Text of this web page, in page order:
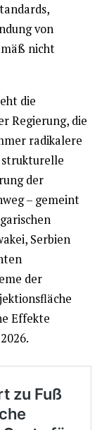
von
nicht
die
Regierung, die
radikalere
strukturelle
der
– gemeint
Serbien
der
Effekte